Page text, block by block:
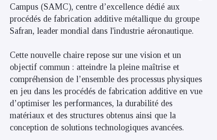
Campus (SAMC), centre d’excellence dédié aux
procédés de fabrication additive métallique du groupe
Safran, leader mondial dans l'industrie aéronautique.
Cette nouvelle chaire repose sur une vision et un
objectif commun : atteindre la pleine maîtrise et
compréhension de l’ensemble des processus physiques
en jeu dans les procédés de fabrication additive en vue
d’optimiser les performances, la durabilité des
matériaux et des structures obtenus ainsi que la
conception de solutions technologiques avancées.